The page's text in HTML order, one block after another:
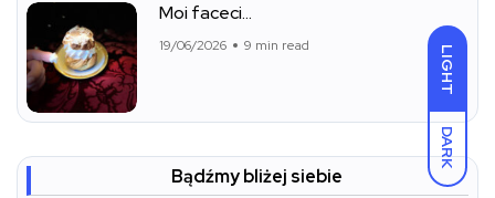
LIGHT
DARK
Moi faceci…
19/06/2026 9 min read
Bądźmy bliżej siebie